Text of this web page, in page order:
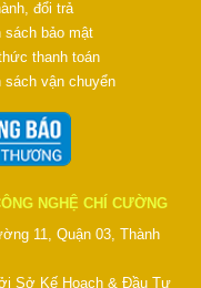
đổi trả
sách bảo mật
thanh toán
sách vận chuyển
NGHỆ CHÍ CƯỜNG
11, Quận 03, Thành
Sở Kế Hoạch & Đầu Tư